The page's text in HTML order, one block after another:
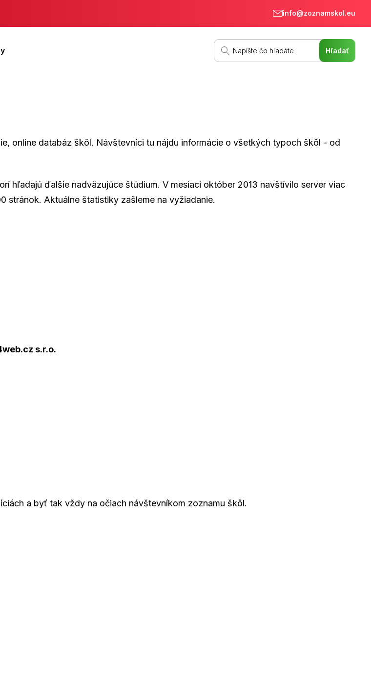
info@zoznamskol.eu
online databáz škôl. Návštevníci tu nájdu informácie o všetkých typoch škôl - od
hľadajú ďalšie nadväzujúce štúdium. V mesiaci október 2013 navštívilo server viac
stránok. Aktuálne štatistiky zašleme na vyžiadanie.
s.r.o.
a byť tak vždy na očiach návštevníkom zoznamu škôl.